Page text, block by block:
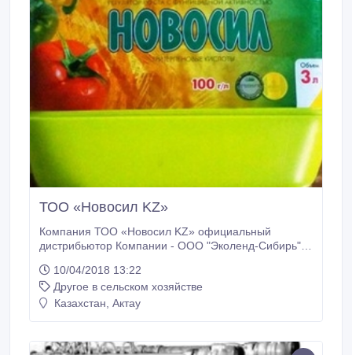
ТОО «Новосил KZ»
Компания ТОО «Новосил KZ» официальный
дистрибьютор Компании - ООО "Эколенд-Сибирь"
защиты растений и высокоэффективный
иммуностимулятор с фунгицидной активностью.
Химический состав активной части препарата
пихты.
10/04/2018 13:22
Другое в сельском хозяйстве
Казахстан, Актау